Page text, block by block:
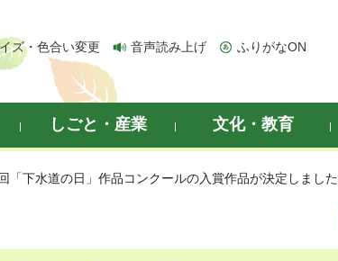
ズ・色合い変更 音声読み上げ ふりがなON
しごと・産業 文化・教育
「下水道の日」作品コンクールの入賞作品が決定しました